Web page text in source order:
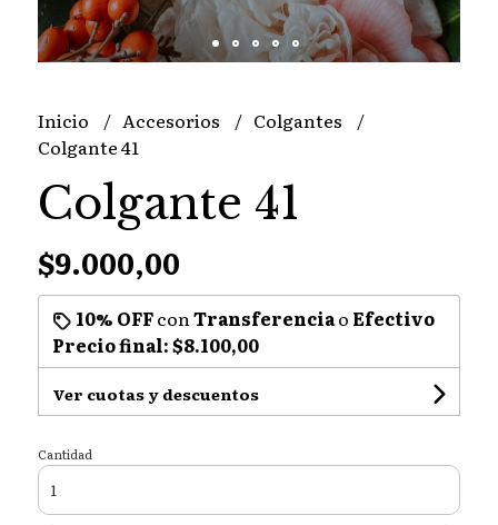
Inicio Accesorios
Colgantes
Colgante 41
Colgante 41
$9.000,00
10% OFFcon Transferenciao Efectivo
Precio final:$8.100,00
Ver cuotas y descuentos
Cantidad